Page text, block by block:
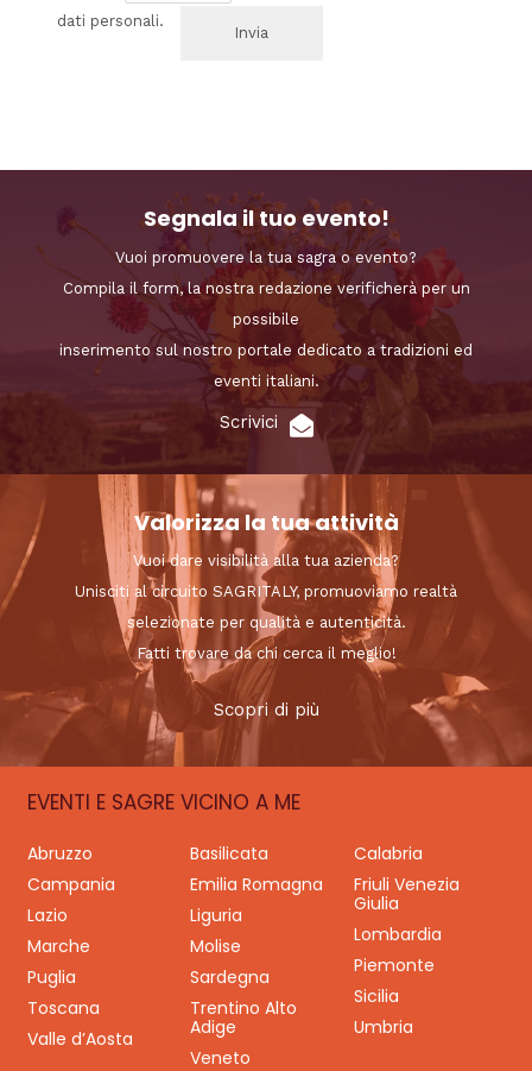
dati personali.
Segnala il tuo evento!
Vuoi promuovere la tua sagra o evento?
Compila il form, la nostra redazione verificherà per un
possibile
inserimento sul nostro portale dedicato a tradizioni ed
eventi italiani.
Scrivici
Valorizza la tua attività
Vuoi dare visibilità alla tua azienda?
Unisciti al circuito SAGRITALY, promuoviamo realtà
selezionate per qualità e autenticità.
Fatti trovare da chi cerca il meglio!
Scopri di più
EVENTI E SAGRE VICINO A ME
Abruzzo Basilicata
Calabria
Campania
Emilia Romagna
Friuli Venezia
Giulia
Lazio
Liguria
Lombardia
Marche
Molise
Piemonte
Puglia
Sardegna
Sicilia
Toscana
Trentino Alto
Adige
Umbria
Valle d’Aosta
Veneto